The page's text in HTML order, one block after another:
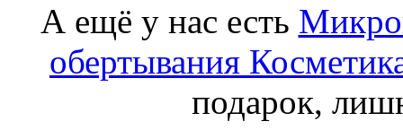
А ещё у нас есть
обертывания
подарок,